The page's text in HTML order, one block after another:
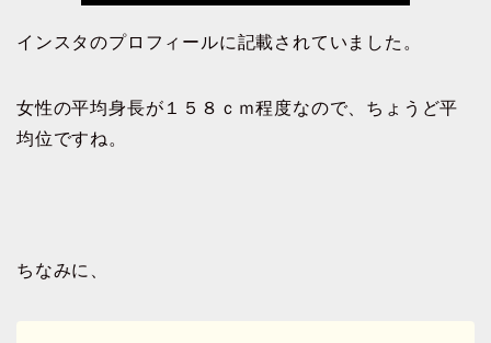
インスタのプロフィールに記載されていました。
女性の平均身長が１５８ｃｍ程度なので、ちょうど平
均位ですね。
ちなみに、